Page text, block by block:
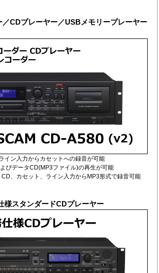
／CDプレーヤー／USBメモリープレーヤー
イン入力からカセットへの録音が可能
びデータCD(MP3ファイル)の再生が可能
CD、カセット、ライン入力からMP3形式で録音可能
様スタンダードCDプレーヤー